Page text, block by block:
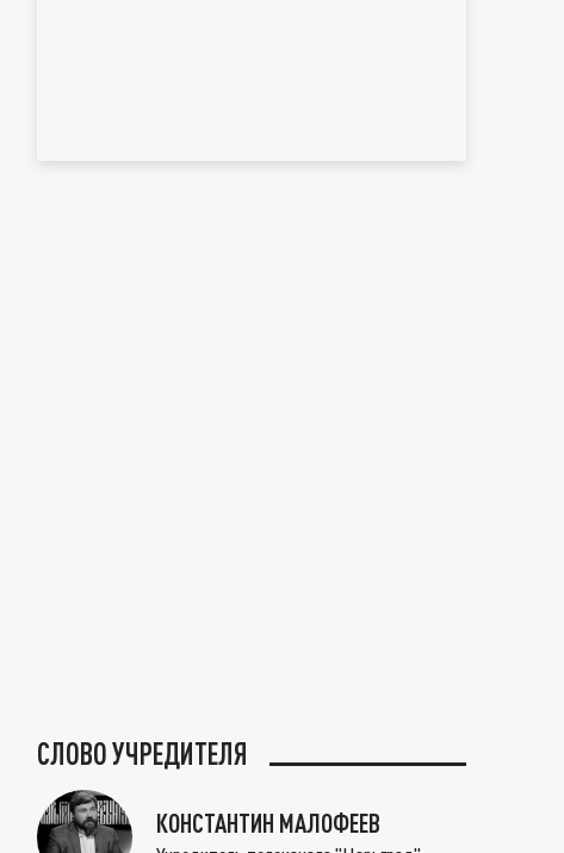
СЛОВО УЧРЕДИТЕЛЯ
КОНСТАНТИН МАЛОФЕЕВ